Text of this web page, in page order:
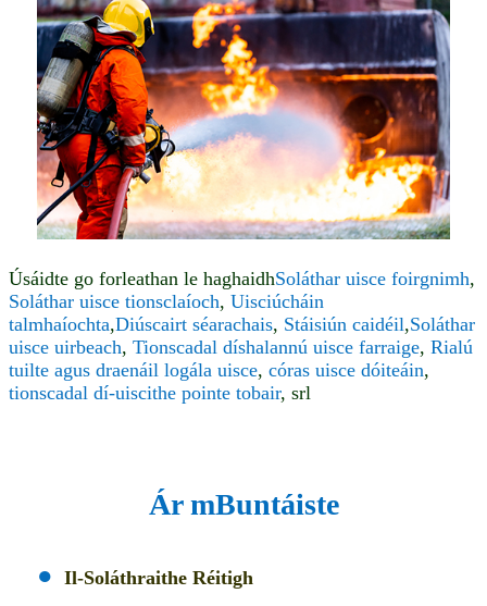
Úsáidte go forleathan le haghaidhSoláthar uisce foirgnimh,
Soláthar uisce tionsclaíoch, Uisciúcháin
talmhaíochta,Diúscairt séarachais, Stáisiún caidéil,Soláthar
uisce uirbeach, Tionscadal díshalannú uisce farraige, Rialú
tuilte agus draenáil logála uisce, córas uisce dóiteáin,
tionscadal dí-uiscithe pointe tobair, srl
Ár mBuntáiste
● Il-Soláthraithe Réitigh